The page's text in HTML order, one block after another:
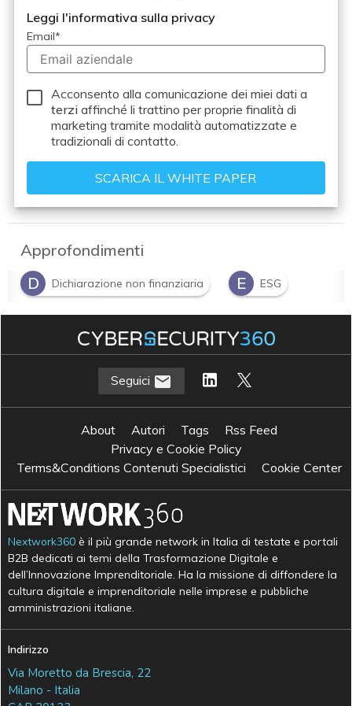
Leggi l'informativa sulla privacy
Email*
Acconsento alla comunicazione dei miei dati a
terzi affinché li trattino per proprie finalità di
marketing tramite modalità automatizzate e
tradizionali di contatto.
Approfondimenti
D
Dichiarazione non finanziaria E ESG
M marketing
Seguici
About Autori Tags
Rss Feed
Privacy e Cookie Policy
Terms&Conditions Contenuti Specialistici
Cookie Center
Nextwork360 è il più grande network in Italia di testate e portali
B2B dedicati ai temi della Trasformazione Digitale e
dell’Innovazione Imprenditoriale. Ha la missione di diffondere la
cultura digitale e imprenditoriale nelle imprese e pubbliche
amministrazioni italiane.
Indirizzo
Via Moretto da Brescia, 22
Milano - Italia